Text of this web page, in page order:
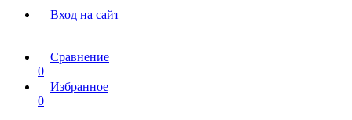
Вход на сайт
Сравнение
0
Избранное
0